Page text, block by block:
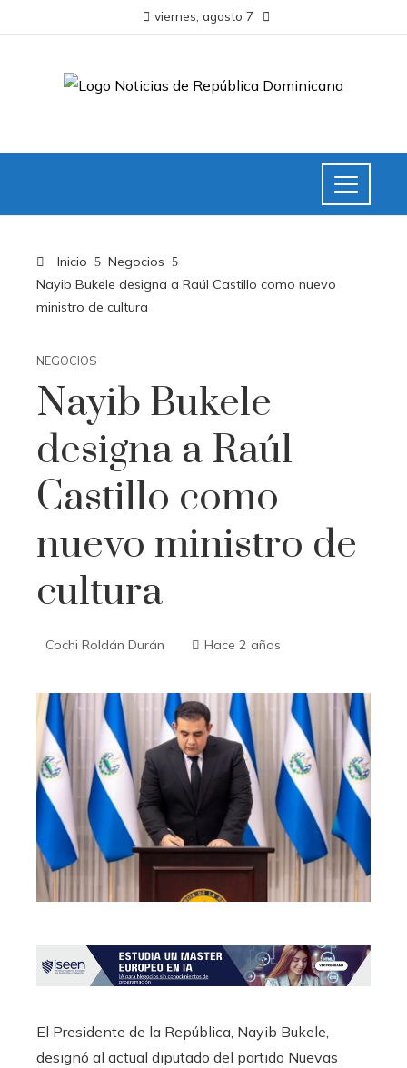
viernes, agosto 7
Inicio
Negocios
Nayib Bukele designa a Raúl Castillo como nuevo
ministro de cultura
NEGOCIOS
Nayib Bukele
designa a Raúl
Castillo como
nuevo ministro de
cultura
Cochi Roldán Durán Hace 2 años
El Presidente de la República, Nayib Bukele,
designó al actual diputado del partido Nuevas